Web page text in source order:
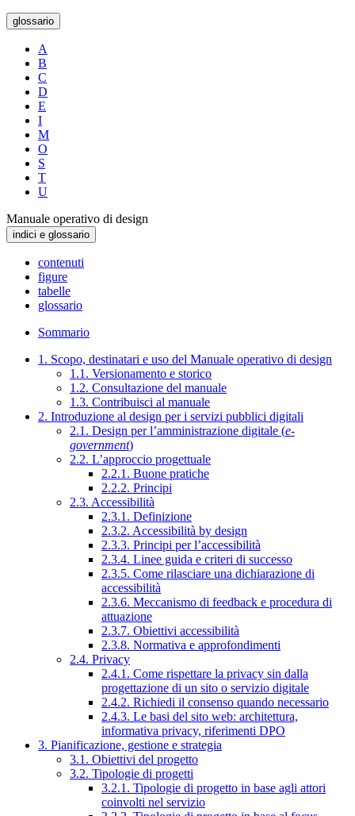
glossario
A
B
C
D
E
I
M
O
S
T
U
Manuale operativo di design
indici e glossario
contenuti
figure
tabelle
glossario
Sommario
1. Scopo, destinatari e uso del Manuale operativo di design
1.1. Versionamento e storico
1.2. Consultazione del manuale
1.3. Contribuisci al manuale
2. Introduzione al design per i servizi pubblici digitali
2.1. Design per l’amministrazione digitale (e-
government)
2.2. L’approccio progettuale
2.2.1. Buone pratiche
2.2.2. Principi
2.3. Accessibilità
2.3.1. Definizione
2.3.2. Accessibilità by design
2.3.3. Principi per l’accessibilità
2.3.4. Linee guida e criteri di successo
2.3.5. Come rilasciare una dichiarazione di
accessibilità
2.3.6. Meccanismo di feedback e procedura di
attuazione
2.3.7. Obiettivi accessibilità
2.3.8. Normativa e approfondimenti
2.4. Privacy
2.4.1. Come rispettare la privacy sin dalla
progettazione di un sito o servizio digitale
2.4.2. Richiedi il consenso quando necessario
2.4.3. Le basi del sito web: architettura,
informativa privacy, riferimenti DPO
3. Pianificazione, gestione e strategia
3.1. Obiettivi del progetto
3.2. Tipologie di progetti
3.2.1. Tipologie di progetto in base agli attori
coinvolti nel servizio